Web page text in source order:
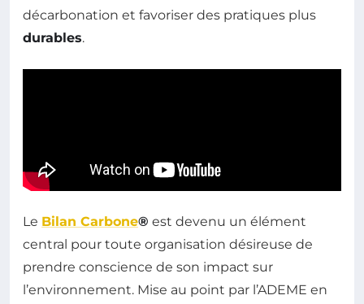
décarbonation et favoriser des pratiques plus
durables.
Le Bilan Carbone® est devenu un élément
central pour toute organisation désireuse de
prendre conscience de son impact sur
l’environnement. Mise au point par l’ADEME en